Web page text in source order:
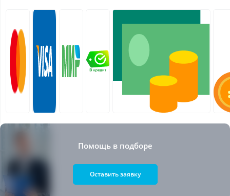
Помощь в подборе
Оставить заявку